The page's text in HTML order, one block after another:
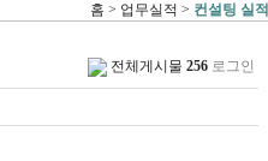
홈 > 업무실적 > 컨설팅 실적
전체게시물 256 로그인